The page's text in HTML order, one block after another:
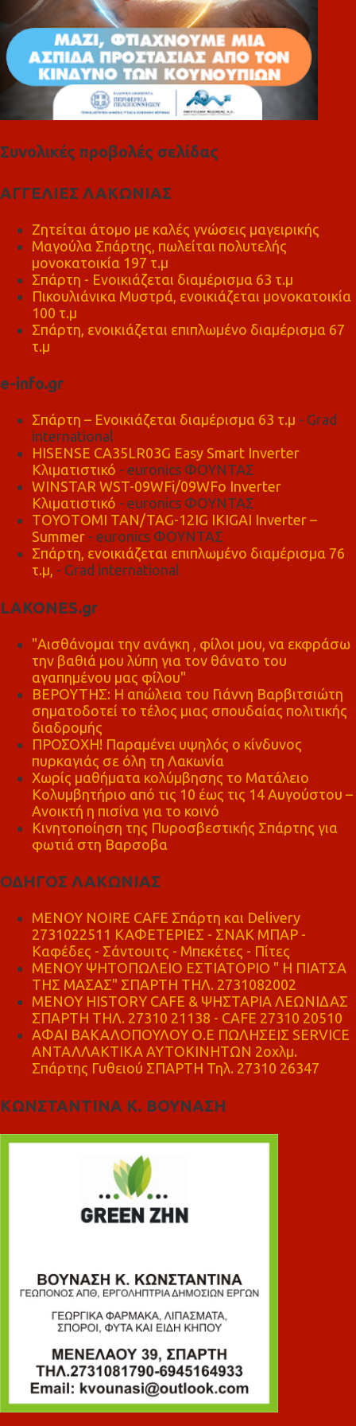
Συνολικές προβολές σελίδας
ΑΓΓΕΛΙΕΣ ΛΑΚΩΝΙΑΣ
Ζητείται άτομο με καλές γνώσεις μαγειρικής
Μαγούλα Σπάρτης, πωλείται πολυτελής
μονοκατοικία 197 τ.μ
Σπάρτη - Ενοικιάζεται διαμέρισμα 63 τ.μ
Πικουλιάνικα Μυστρά, ενοικιάζεται μονοκατοικία
100 τ.μ
Σπάρτη, ενοικιάζεται επιπλωμένο διαμέρισμα 67
τ.μ
e-info.gr
Σπάρτη – Ενοικιάζεται διαμέρισμα 63 τ.μ - Grad
international
HISENSE CA35LR03G Easy Smart Inverter
Κλιματιστικό - euronics ΦΟΥΝΤΑΣ
WINSTAR WST-09WFi/09WFo Inverter
Κλιματιστικό - euronics ΦΟΥΝΤΑΣ
TOYOTOMI TAN/TAG-12IG IKIGAI Inverter –
Summer - euronics ΦΟΥΝΤΑΣ
Σπάρτη, ενοικιάζεται επιπλωμένο διαμέρισμα 76
τ.μ, - Grad international
LAKONES.gr
"Αισθάνομαι την ανάγκη , φίλοι μου, να εκφράσω
την βαθιά μου λύπη για τον θάνατο του
αγαπημένου μας φίλου"
ΒΕΡΟΥΤΗΣ: Η απώλεια του Γιάννη Βαρβιτσιώτη
σηματοδοτεί το τέλος μιας σπουδαίας πολιτικής
διαδρομής
ΠΡΟΣΟΧΗ! Παραμένει υψηλός ο κίνδυνος
πυρκαγιάς σε όλη τη Λακωνία
Χωρίς μαθήματα κολύμβησης το Ματάλειο
Κολυμβητήριο από τις 10 έως τις 14 Αυγούστου –
Ανοικτή η πισίνα για το κοινό
Κινητοποίηση της Πυροσβεστικής Σπάρτης για
φωτιά στη Βαρσοβα
ΟΔΗΓΟΣ ΛΑΚΩΝΙΑΣ
MENOY NOIRE CAFE Σπάρτη και Delivery
2731022511 ΚΑΦΕΤΕΡΙΕΣ - ΣΝΑΚ ΜΠΑΡ -
Καφέδες - Σάντουιτς - Μπεκέτες - Πίτες
ΜΕΝΟΥ ΨΗΤΟΠΩΛΕΙΟ ΕΣΤΙΑΤΟΡΙΟ " Η ΠΙΑΤΣΑ
ΤΗΣ ΜΑΣΑΣ" ΣΠΑΡΤΗ ΤΗΛ. 2731082002
ΜΕΝΟΥ HISTORY CAFE & ΨΗΣΤΑΡΙΑ ΛΕΩΝΙΔΑΣ
ΣΠΑΡΤΗ ΤΗΛ. 27310 21138 - CAFE 27310 20510
ΑΦΑΙ ΒΑΚΑΛΟΠΟΥΛΟΥ Ο.Ε ΠΩΛΗΣΕΙΣ SERVICE
ΑΝΤΑΛΛΑΚΤΙΚΑ ΑΥΤΟΚΙΝΗΤΩΝ 2οχλμ.
Σπάρτης Γυθειού ΣΠΑΡΤΗ Τηλ. 27310 26347
ΚΩΝΣΤΑΝΤΙΝΑ Κ. ΒΟΥΝΑΣΗ